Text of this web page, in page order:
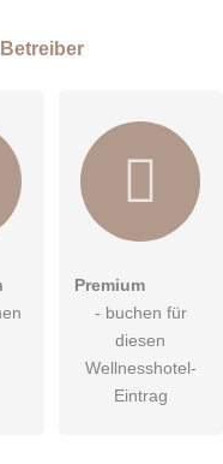
Betreiber
Premium
- buchen für
diesen
Wellnesshotel-
Eintrag